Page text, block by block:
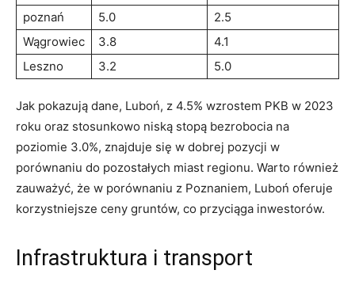
poznań
5.0
2.5
Wągrowiec
3.8
4.1
Leszno
3.2 5.0
Jak pokazują dane, Luboń, z 4.5% wzrostem PKB w 2023
roku oraz stosunkowo niską stopą bezrobocia na
poziomie 3.0%, znajduje się w dobrej pozycji w
porównaniu do pozostałych miast regionu. Warto również
zauważyć, że w porównaniu z Poznaniem, Luboń oferuje
korzystniejsze ceny gruntów, co przyciąga inwestorów.
Infrastruktura i transport